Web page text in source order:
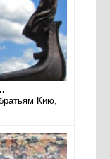
Кию,